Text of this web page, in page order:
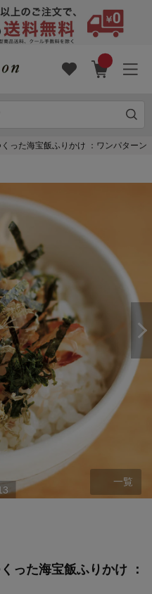
くった海宝飯ふりかけ ：ワンパターン
一覧
った海宝飯ふりかけ ：